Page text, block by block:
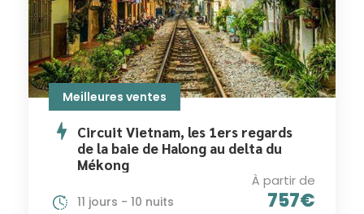
Meilleures ventes
Circuit Vietnam, les 1ers regards
de la baie de Halong au delta du
Mékong
À partir de
757€
11 jours - 10 nuits